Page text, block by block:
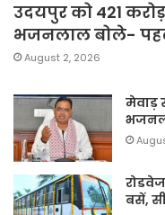
उदयपुर को 421
भजनलाल बोले-
August 2, 2026
मेवाड़
बसें,